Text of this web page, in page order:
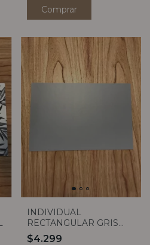
INDIVIDUAL
RECTANGULAR GRIS
CLARO
$4.299